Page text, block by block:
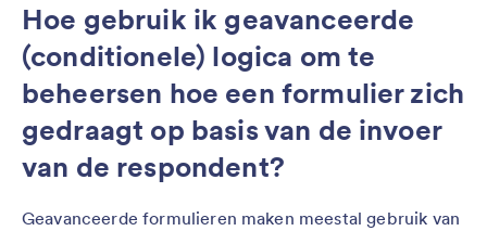
Hoe gebruik ik geavanceerde
(conditionele) logica om te
beheersen hoe een formulier zich
gedraagt op basis van de invoer
van de respondent?
Geavanceerde formulieren maken meestal gebruik van